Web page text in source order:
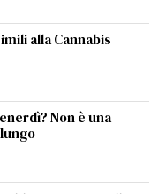
alla Cannabis
Non è una